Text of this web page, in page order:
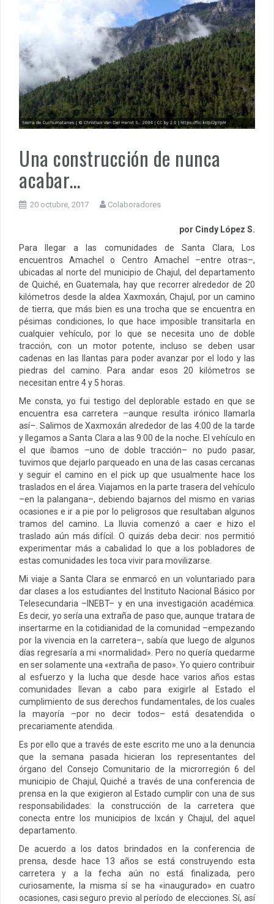
Una construcción de nunca
acabar…
20 octubre, 2017 Colaboradores
por Cindy López S.
Para llegar a las comunidades de Santa Clara, Los
encuentros Amachel o Centro Amachel –entre otras–,
ubicadas al norte del municipio de Chajul, del departamento
de Quiché, en Guatemala, hay que recorrer alrededor de 20
kilómetros desde la aldea Xaxmoxán, Chajul, por un camino
de tierra, que más bien es una trocha que se encuentra en
pésimas condiciones, lo que hace imposible transitarla en
cualquier vehículo, por lo que se necesita uno de doble
tracción, con un motor potente, incluso se deben usar
cadenas en las llantas para poder avanzar por el lodo y las
piedras del camino. Para andar esos 20 kilómetros se
necesitan entre 4 y 5 horas.
Me consta, yo fui testigo del deplorable estado en que se
encuentra esa carretera –aunque resulta irónico llamarla
así–. Salimos de Xaxmoxán alrededor de las 4:00 de la tarde
y llegamos a Santa Clara a las 9:00 de la noche. El vehículo en
el que íbamos –uno de doble tracción– no pudo pasar,
tuvimos que dejarlo parqueado en una de las casas cercanas
y seguir el camino en el pick up que usualmente hace los
traslados en el área. Viajamos en la parte trasera del vehículo
–en la palangana–, debiendo bajarnos del mismo en varias
ocasiones e ir a pie por lo peligrosos que resultaban algunos
tramos del camino. La lluvia comenzó a caer e hizo el
traslado aún más difícil. O quizás deba decir: nos permitió
experimentar más a cabalidad lo que a los pobladores de
estas comunidades les toca vivir para movilizarse.
Mi viaje a Santa Clara se enmarcó en un voluntariado para
dar clases a los estudiantes del Instituto Nacional Básico por
Telesecundaria –INEBT– y en una investigación académica.
Es decir, yo sería una extraña de paso que, aunque tratara de
insertarme en la cotidianidad de la comunidad –empezando
por la vivencia en la carretera–, sabía que luego de algunos
días regresaría a mi «normalidad». Pero no quería quedarme
en ser solamente una «extraña de paso». Yo quiero contribuir
al esfuerzo y la lucha que desde hace varios años estas
comunidades llevan a cabo para exigirle al Estado el
cumplimiento de sus derechos fundamentales, de los cuales
la mayoría –por no decir todos– está desatendida o
precariamente atendida.
Es por ello que a través de este escrito me uno a la denuncia
que la semana pasada hicieran los representantes del
órgano del Consejo Comunitario de la microrregión 6 del
municipio de Chajul, Quiché a través de una conferencia de
prensa en la que exigieron al Estado cumplir con una de sus
responsabilidades: la construcción de la carretera que
conecta entre los municipios de Ixcán y Chajul, del aquel
departamento.
De acuerdo a los datos brindados en la conferencia de
prensa, desde hace 13 años se está construyendo esta
carretera y a la fecha aún no está finalizada, pero
curiosamente, la misma sí se ha «inaugurado» en cuatro
ocasiones, casi seguro previo al período de elecciones. Sí, así